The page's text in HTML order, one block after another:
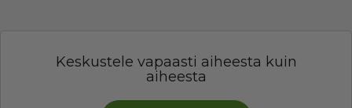
Keskustele vapaasti aiheesta kuin
aiheesta